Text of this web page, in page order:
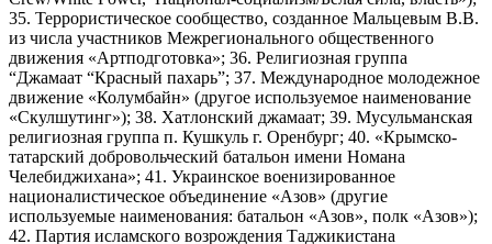
35. Террористическое сообщество, созданное Мальцевым В.В.
из числа участников Межрегионального общественного
движения «Артподготовка»; 36. Религиозная группа
“Джамаат “Красный пахарь”; 37. Международное молодежное
движение «Колумбайн» (другое используемое наименование
«Скулшутинг»); 38. Хатлонский джамаат; 39. Мусульманская
религиозная группа п. Кушкуль г. Оренбург; 40. «Крымско-
татарский добровольческий батальон имени Номана
Челебиджихана»; 41. Украинское военизированное
националистическое объединение «Азов» (другие
используемые наименования: батальон «Азов», полк «Азов»);
42. Партия исламского возрождения Таджикистана